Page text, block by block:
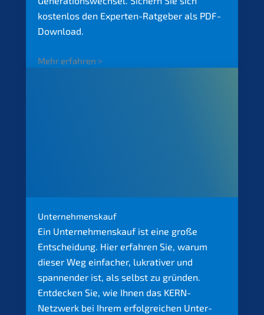
kosten­los den Exper­ten-Ratge­ber als PDF-
Download.
Mehr erfah­ren >
Unter­nehmens­kauf
Ein Unter­nehmens­kauf ist eine große
Entschei­dung. Hier erfah­ren Sie, warum
dieser Weg einfa­cher, lukra­ti­ver und
spannen­der ist, als selbst zu gründen.
Entde­cken Sie, wie Ihnen das KERN-
Netzwerk bei Ihrem erfolg­rei­chen Unter­